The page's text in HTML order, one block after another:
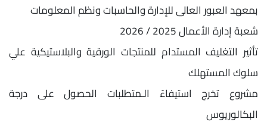
بمعهد العبور العالى للإدارة والحاسبات ونظم المعلومات
شعبة إدارة الأعمال 2025 / 2026
تأثير التغليف المستدام للمنتجات الورقية والبلاستيكية علي
سلوك المستهلك
مشروع تخرج استيفاءً الـمتطلبات الحصول على درجة
البكالوريوس